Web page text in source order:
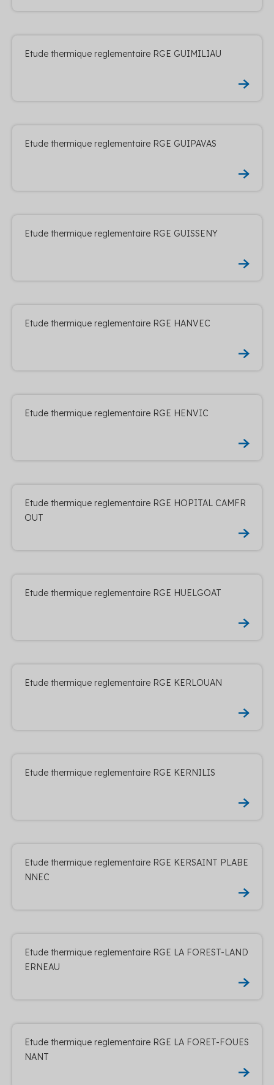
Etude thermique reglementaire RGE GUIMILIAU
Etude thermique reglementaire RGE GUIPAVAS
Etude thermique reglementaire RGE GUISSENY
Etude thermique reglementaire RGE HANVEC
Etude thermique reglementaire RGE HENVIC
Etude thermique reglementaire RGE HOPITAL CAMFR
OUT
Etude thermique reglementaire RGE HUELGOAT
Etude thermique reglementaire RGE KERLOUAN
Etude thermique reglementaire RGE KERNILIS
Etude thermique reglementaire RGE KERSAINT PLABE
NNEC
Etude thermique reglementaire RGE LA FOREST-LAND
ERNEAU
Etude thermique reglementaire RGE LA FORET-FOUES
NANT